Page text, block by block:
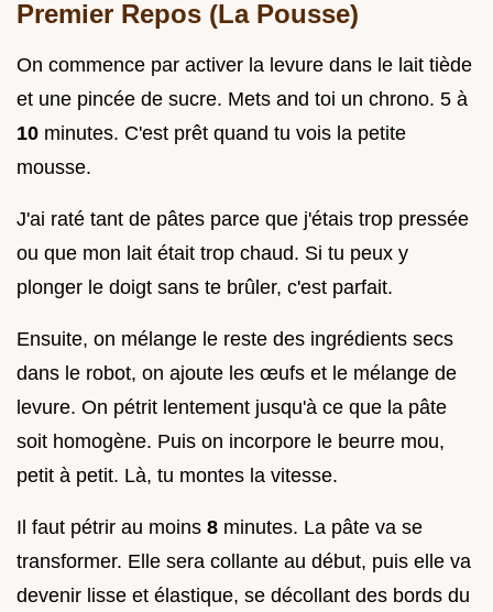
Premier Repos (La Pousse)
On commence par activer la levure dans le lait tiède
et une pincée de sucre. Mets and toi un chrono. 5 à
10 minutes. C'est prêt quand tu vois la petite
mousse.
J'ai raté tant de pâtes parce que j'étais trop pressée
ou que mon lait était trop chaud. Si tu peux y
plonger le doigt sans te brûler, c'est parfait.
Ensuite, on mélange le reste des ingrédients secs
dans le robot, on ajoute les œufs et le mélange de
levure. On pétrit lentement jusqu'à ce que la pâte
soit homogène. Puis on incorpore le beurre mou,
petit à petit. Là, tu montes la vitesse.
Il faut pétrir au moins 8 minutes. La pâte va se
transformer. Elle sera collante au début, puis elle va
devenir lisse et élastique, se décollant des bords du